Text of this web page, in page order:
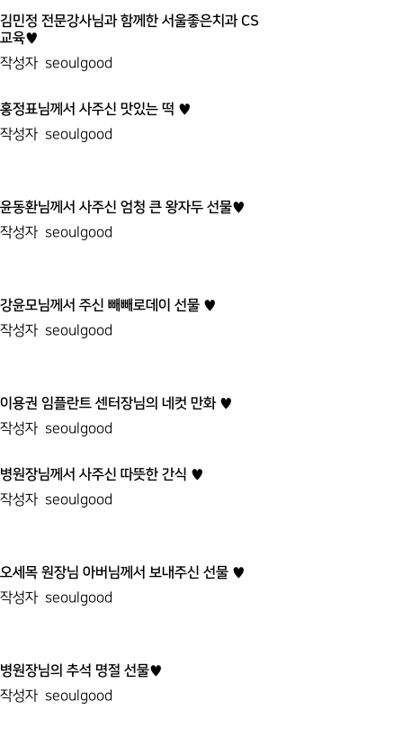
김민정 전문강사님과 함께한 서울좋은치과 CS
교육♥
작성자 seoulgood
홍정표님께서 사주신 맛있는 떡 ♥
작성자 seoulgood
윤동환님께서 사주신 엄청 큰 왕자두 선물♥
작성자 seoulgood
강윤모님께서 주신 빼빼로데이 선물 ♥
작성자 seoulgood
이용권 임플란트 센터장님의 네컷 만화 ♥
작성자 seoulgood
병원장님께서 사주신 따뜻한 간식 ♥
작성자 seoulgood
오세목 원장님 아버님께서 보내주신 선물 ♥
작성자 seoulgood
병원장님의 추석 명절 선물♥
작성자 seoulgood